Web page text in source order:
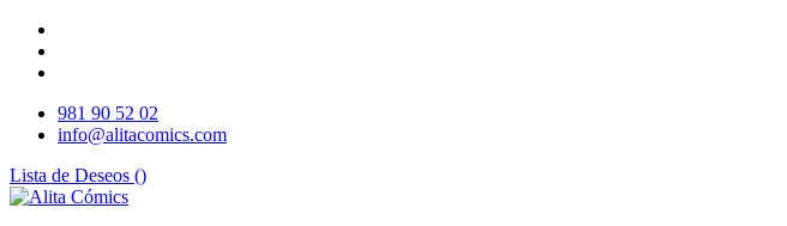
981 90 52 02
info@alitacomics.com
Lista de Deseos ()